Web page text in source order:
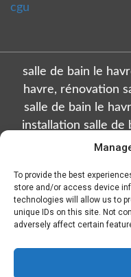
To provide the best
store and/or access device
technologies will allow us to
unique IDs on this site. Not
adversely affect certain
cgu
salle de bain le
havre, rénovation
salle de bain le
installation salle de
salle de bain
de bain octeville,
travaux salle de
adresse,
rénovation salle de
de bain sainte
l'orcher, installation